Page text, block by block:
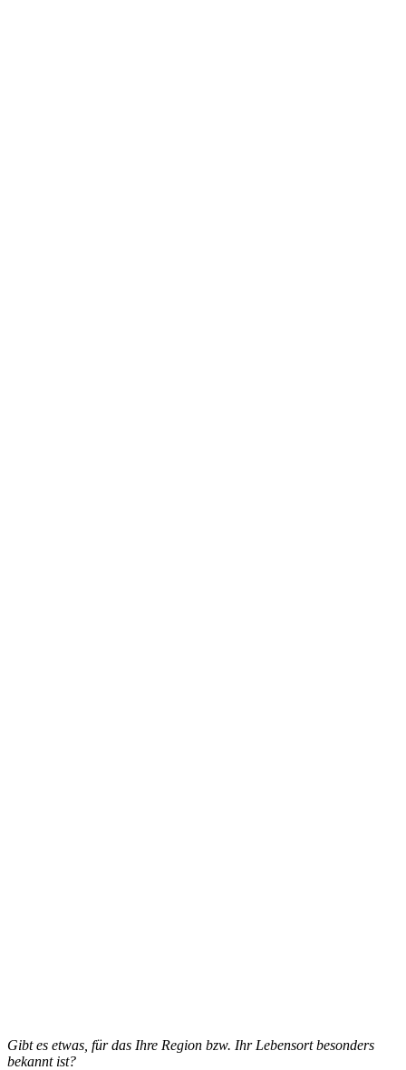
Gibt es etwas, für das Ihre Region bzw. Ihr Lebensort besonders
bekannt ist?